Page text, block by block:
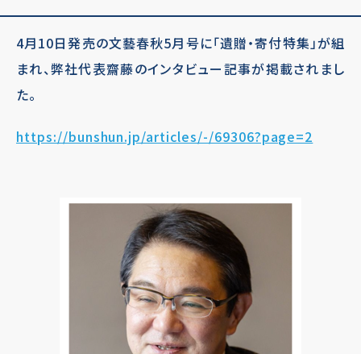
4月10日発売の文藝春秋5月号に「遺贈・寄付特集」が組
まれ、弊社代表齋藤のインタビュー記事が掲載されまし
た。
https://bunshun.jp/articles/-/69306?page=2